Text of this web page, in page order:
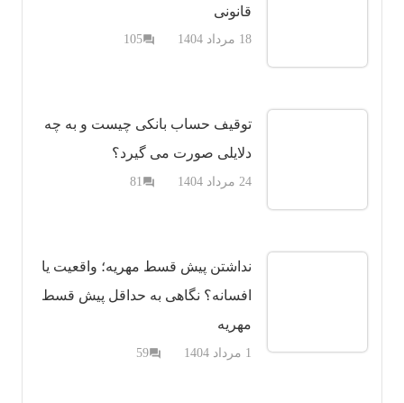
قانونی
18 مرداد 1404 question_answer
105دیدگاه
توقیف حساب بانکی چیست و به چه
دلایلی صورت می گیرد؟
24 مرداد 1404 question_answer
81دیدگاه
نداشتن پیش قسط مهریه؛ واقعیت یا
افسانه؟ نگاهی به حداقل پیش قسط
مهریه
1 مرداد 1404 question_answer
59دیدگاه